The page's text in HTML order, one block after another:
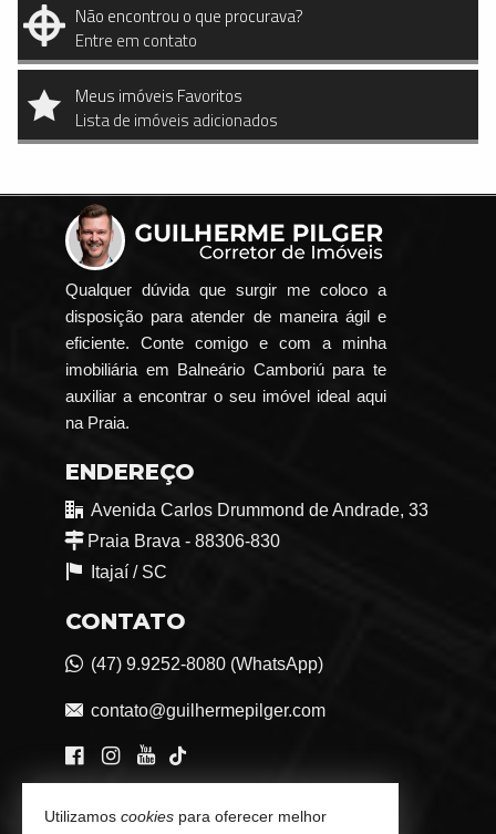
Não encontrou o que procurava?
Entre em contato
Meus imóveis Favoritos
Lista de imóveis adicionados
Qualquer dúvida que surgir me coloco a
disposição para atender de maneira ágil e
eficiente. Conte comigo e com a minha
imobiliária em Balneário Camboriú para te
auxiliar a encontrar o seu imóvel ideal aqui
na Praia.
ENDEREÇO
Avenida Carlos Drummond de Andrade, 33
Praia Brava - 88306-830
Itajaí / SC
CONTATO
(47) 9.9252-8080 (WhatsApp)
contato@guilhermepilger.com
VEJA MAIS
Utilizamos cookies para oferecer melhor